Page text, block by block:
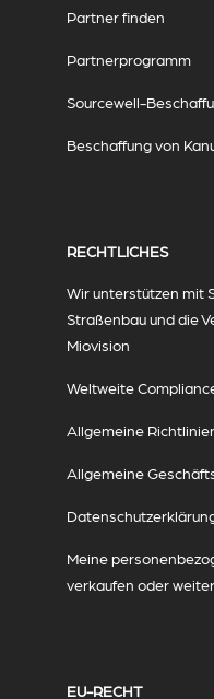
Partner finden
Partnerprogramm
Sourcewell-
Beschaffung von
RECHTLICHES
Wir unterstützen mit
Straßenbau und die
Miovision
Weltweite
Allgemeine
Allgemeine
Meine
verkaufen oder
EU-RECHT